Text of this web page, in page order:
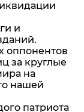
и
оппонентов
за круглые
на
нашей
патриота